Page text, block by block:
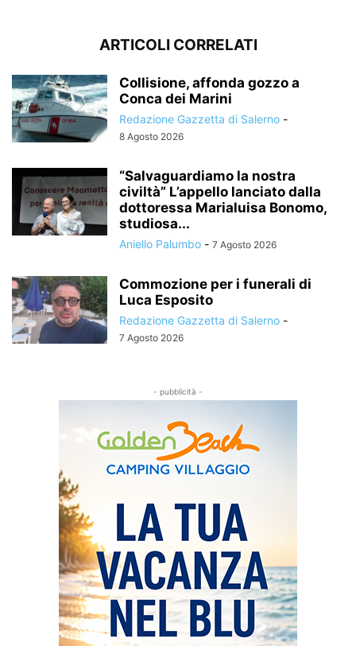
ARTICOLI CORRELATI
Collisione, affonda gozzo a
Conca dei Marini
Redazione Gazzetta di Salerno -
8 Agosto 2026
“Salvaguardiamo la nostra
civiltà” L’appello lanciato dalla
dottoressa Marialuisa Bonomo,
studiosa...
Aniello Palumbo - 7 Agosto 2026
Commozione per i funerali di
Luca Esposito
Redazione Gazzetta di Salerno -
7 Agosto 2026
- pubblicità -